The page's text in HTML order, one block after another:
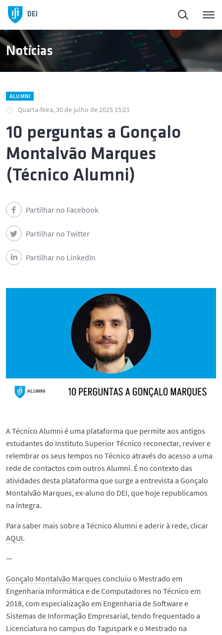
DEI
Notícias
ALUMNI
Quarta-feira, 30 de julho de 2025 15:21
10 perguntas a Gonçalo
Montalvão Marques
(Técnico Alumni)
Partilhar no Facebook
Partilhar no Twitter
Partilhar no LinkedIn
A Técnico Alumni é uma plataforma que permite aos antigos
estudantes do Instituto Superior Técnico reconectar, reviver e
relembrar os seus tempos no Técnico através do acesso a uma
rede de contactos com outros Alumni. É no contexto das
atividades desta plataforma que surge a entrevista a Gonçalo
Montalvão Marques, ex-aluno do DEI, que hoje republicamos
na íntegra.
Para saber mais sobre a Técnico Alumni e aderir à rede, clicar
AQUI.
—
Gonçalo Montalvão Marques concluiu o Mestrado em
Engenharia Informática e de Computadores no Técnico em
2018, com especialização em Engenharia de Software e
Sistemas de Informação Empresarial, tendo frequentado a
Licenciatura no campus do Taguspark e o Mestrado na